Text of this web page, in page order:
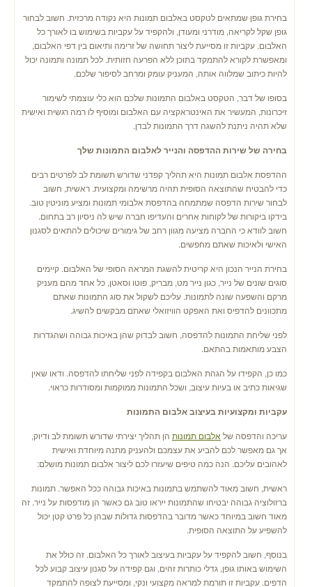
בחירת גופן שמתאים לטקסט באלבום תמונות היא נקודה מרכזית. חשוב לבחור
גופן שקל לקריאה, מודרני ומעודן, ולהקפיד על עקביות בשימוש בו לאורך כל
האלבום. עקביות זו מסייעת ליצור תחושה של זרימה ותיאום בין דפי האלבום,
ומאפשרת לקורא להתמקד בתוכן ללא הפרעה חזותית. לכל תמונה ותמונה יכול
להיות כיתוב שמלווה אותה, המעניק עומק ומרחב לסיפור שלכם.
בסופו של דבר, הטקסט באלבום התמונות שלכם הוא כלי עוצמתי לשימור
זיכרונות, המעשיר את האינטראקציה עם האלבום ומוסיף לו רמה רגשית ואישית
שלא תהיה ניתנת להשגה דרך התמונות לבדן.
בחירה של שירות ההדפסה והנייר לאלבום התמונות שלך
ההדפסת אלבום תמונות היא תהליך קפדני שדורש תשומת לב לפרטים רבים
כדי להבטיח שהתוצאה הסופית תהיה מרשימה ומקצועית. ראשית, חשוב
לבחור שירות הדפסה שמתמחה בהדפסת אלבומי תמונות ומציע מוניטין טוב.
בידקו ביקורות של לקוחות אחרים והעדיפו חברה שיש לה ניסיון רב בתחום.
חשוב לוודא כי החברה מציעה מגוון רחב של גימורים שיכולים להתאים לסגנון
האישי ולאיכות שאתם מחפשים.
בחירת הנייר הנכון היא קריטית להשגת המראה הסופי של האלבום. קיימים
סוגים שונים של נייר, כגון נייר מט, מבריק, פוטו וסאטן, כל אחד מהם מעניק
מרקם והשפעה שונה לתמונות. עליכם לשקול את סוג התמונות שאתם
מתכוונים להדפיס ואת האפקט הוויזואלי שאתם מבקשים להשיג.
לפני שליחת התמונות להדפסה, חשוב לבדוק שהן באיכות גבוהה ושהגדרות
הצבע מותאמות בהתאם.
כמו כן, הקפידו על הגהת האלבום בקפידה לפני שליחתו להדפסה. ודאו שאין
שגיאות כתיב או בעיות עיצוב, ושכל התמונות ממוקמות ומסודרות כראוי.
עקביות ומקצועיות בעיצוב אלבום התמונות
עריכה והדפסה של אלבום תמונות הן תהליך יצירתי שדורש תשומת לב ודיוק,
אך גם מאפשר לכם להביע את עצמכם ולהעניק מתנה מיוחדת ואישית
לאהובים עליכם. הנה כמה טיפים שיעזרו לכם ליצור אלבום תמונות מושלם:
ראשית, חשוב מאוד להשתמש בתמונות באיכות גבוהה ככל האפשר. תמונות
ברזולוציה גבוהה יבטיחו שהתמונות ייראו טוב גם כאשר הן מודפסות על נייר. זה
מאוד חשוב במיוחד כאשר מדובר בהדפסות גדולות שבהן כל פרט קטן יכול
להשפיע על התוצאה הסופית.
בנוסף, חשוב להקפיד על עקביות בעיצוב לאורך כל האלבום. זה כולל את
השימוש באותו גופן, גדלי כותרות זהים, וגם קפידה על סגנון עיצוב קבוע לכל
הדפים. עקביות זו תורמת למראה מקצועי ונקי, ומסייעת לצופה להתמקד